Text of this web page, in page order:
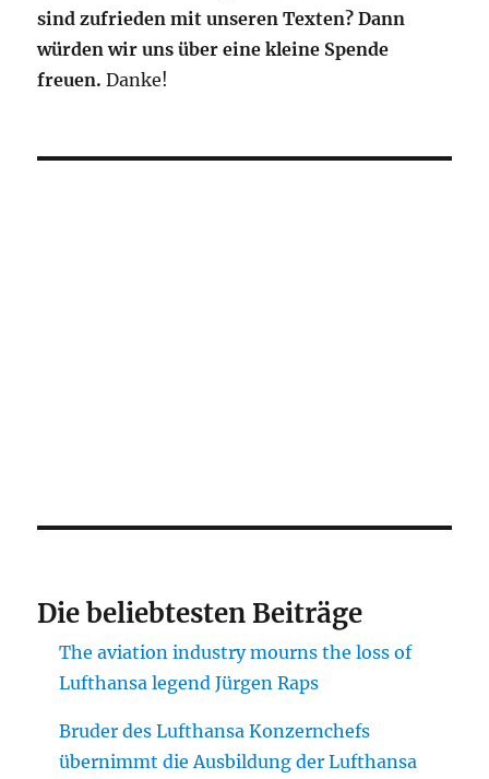
sind zufrieden mit unseren Texten? Dann
würden wir uns über eine kleine Spende
freuen. Danke!
Die beliebtesten Beiträge
The aviation industry mourns the loss of
Lufthansa legend Jürgen Raps
Bruder des Lufthansa Konzernchefs
übernimmt die Ausbildung der Lufthansa